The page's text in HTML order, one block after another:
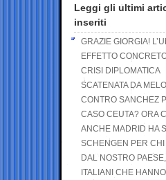
Leggi gli ultimi
inseriti
GRAZIE GIORGIA!
EFFETTO
CRISI DIPLOMATICA
SCATENATA DA
CONTRO SANCHEZ
CASO CEUTA? ORA
ANCHE MADRID HA
SCHENGEN PER CHI
DAL NOSTRO PAESE,
ITALIANI CHE